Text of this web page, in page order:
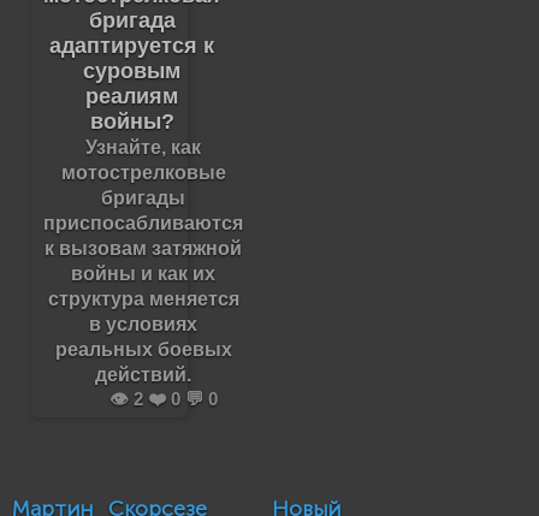
бригада
адаптируется к
суровым
реалиям
войны?
Узнайте, как
мотострелковые
бригады
приспосабливаются
к вызовам затяжной
войны и как их
структура меняется
в условиях
реальных боевых
действий.
👁️ 2 ❤️ 0 💬 0
Мартин Скорсезе
Новый